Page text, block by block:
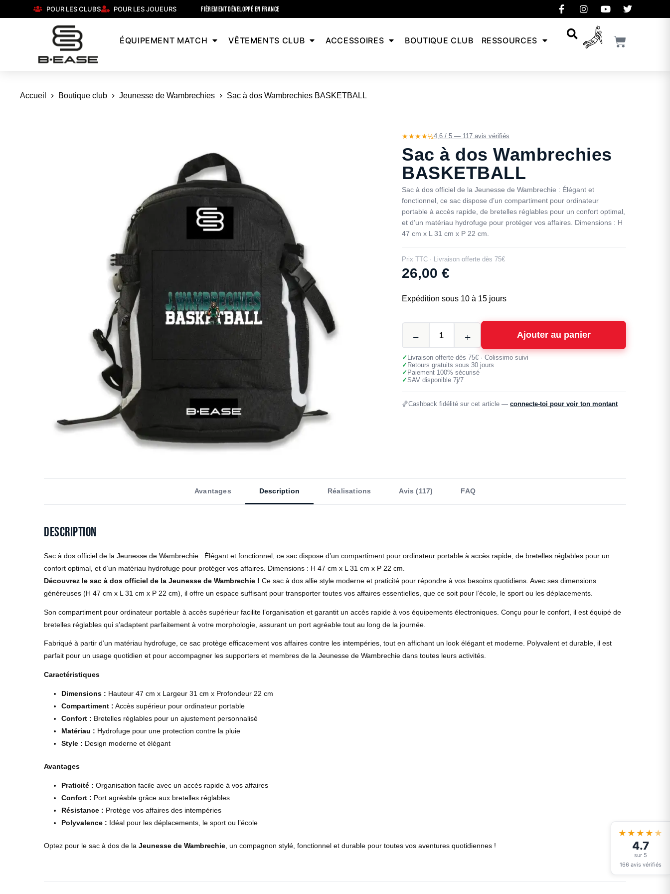
POUR LES CLUBS POUR LES JOUEURS FIÈREMENT DÉVELOPPÉ EN FRANCE
ÉQUIPEMENT MATCH VÊTEMENTS CLUB ACCESSOIRES BOUTIQUE CLUB RESSOURCES
Accueil Boutique club Jeunesse de Wambrechies Sac à dos Wambrechies BASKETBALL
★★★★½4,6 / 5 — 117 avis vérifiés
Sac à dos Wambrechies
BASKETBALL
Sac à dos officiel de la Jeunesse de Wambrechie : Élégant et
fonctionnel, ce sac dispose d’un compartiment pour ordinateur
portable à accès rapide, de bretelles réglables pour un confort optimal,
et d’un matériau hydrofuge pour protéger vos affaires. Dimensions : H
47 cm x L 31 cm x P 22 cm.
Prix TTC · Livraison offerte dès 75€
26,00€
Expédition sous 10 à 15 jours
Ajouter au panier
✓
Livraison offerte dès 75€ · Colissimo suivi
✓ Retours gratuits sous 30 jours
✓ Paiement 100% sécurisé
✓SAV disponible 7j/7
🏀Cashback fidélité sur cet article —connecte-toi pour voir ton montant
Avantages Description Réalisations Avis (117) FAQ
Description
Sac à dos officiel de la Jeunesse de Wambrechie : Élégant et fonctionnel, ce sac dispose d’un compartiment pour ordinateur portable à accès rapide, de bretelles réglables pour un
confort optimal, et d’un matériau hydrofuge pour protéger vos affaires. Dimensions : H 47 cm x L 31 cm x P 22 cm.
Découvrez le sac à dos officiel de la Jeunesse de Wambrechie ! Ce sac à dos allie style moderne et praticité pour répondre à vos besoins quotidiens. Avec ses dimensions
généreuses (H 47 cm x L 31 cm x P 22 cm), il offre un espace suffisant pour transporter toutes vos affaires essentielles, que ce soit pour l’école, le sport ou les déplacements.
Son compartiment pour ordinateur portable à accès supérieur facilite l’organisation et garantit un accès rapide à vos équipements électroniques. Conçu pour le confort, il est équipé de
bretelles réglables qui s’adaptent parfaitement à votre morphologie, assurant un port agréable tout au long de la journée.
Fabriqué à partir d’un matériau hydrofuge, ce sac protège efficacement vos affaires contre les intempéries, tout en affichant un look élégant et moderne. Polyvalent et durable, il est
parfait pour un usage quotidien et pour accompagner les supporters et membres de la Jeunesse de Wambrechie dans toutes leurs activités.
Caractéristiques
Dimensions : Hauteur 47 cm x Largeur 31 cm x Profondeur 22 cm
Compartiment : Accès supérieur pour ordinateur portable
Confort : Bretelles réglables pour un ajustement personnalisé
Matériau : Hydrofuge pour une protection contre la pluie
Style : Design moderne et élégant
Avantages
Praticité : Organisation facile avec un accès rapide à vos affaires
Confort : Port agréable grâce aux bretelles réglables
Résistance : Protège vos affaires des intempéries
Polyvalence : Idéal pour les déplacements, le sport ou l’école
Optez pour le sac à dos de la Jeunesse de Wambrechie , un compagnon stylé, fonctionnel et durable pour toutes vos aventures quotidiennes !
★★★★ ★
4.7
sur 5
166 avis vérifiés